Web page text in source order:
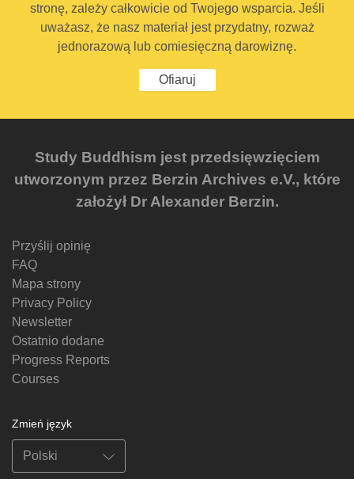
stronę, zależy całkowicie od Twojego wsparcia. Jeśli
uważasz, że nasz materiał jest przydatny, rozważ
jednorazową lub comiesięczną darowiznę.
Ofiaruj
Study Buddhism jest przedsięwzięciem
utworzonym przez Berzin Archives e.V., które
założył Dr Alexander Berzin.
Przyślij opinię
FAQ
Mapa strony
Privacy Policy
Newsletter
Ostatnio dodane
Progress Reports
Courses
Zmień język